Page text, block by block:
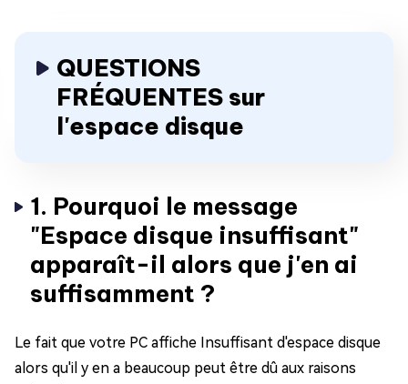
QUESTIONS
FRÉQUENTES sur
l'espace disque
1. Pourquoi le message
"Espace disque insuffisant"
apparaît-il alors que j'en ai
suffisamment ?
Le fait que votre PC affiche Insuffisant d'espace disque
alors qu'il y en a beaucoup peut être dû aux raisons